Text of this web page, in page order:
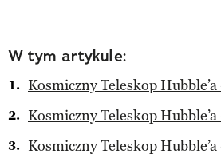
W tym artykule:
Kosmiczny Teleskop
Kosmiczny Teleskop
Kosmiczny Teleskop